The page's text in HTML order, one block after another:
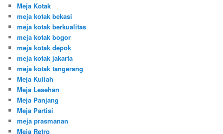
Meja Kotak
meja kotak bekasi
meja kotak berkualitas
meja kotak bogor
meja kotak depok
meja kotak jakarta
meja kotak tangerang
Meja Kuliah
Meja Lesehan
Meja Panjang
Meja Partisi
meja prasmanan
Meja Retro